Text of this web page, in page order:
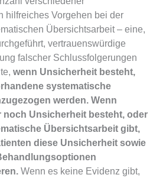
hilfreiches Vorgehen bei der
Übersichtsarbeit – eine,
vertrauenswürdige
falscher Schlussfolgerungen
wenn Unsicherheit besteht,
systematische
werden. Wenn
noch Unsicherheit besteht, oder
Übersichtsarbeit gibt,
diese Unsicherheit sowie
Wenn es keine Evidenz gibt,